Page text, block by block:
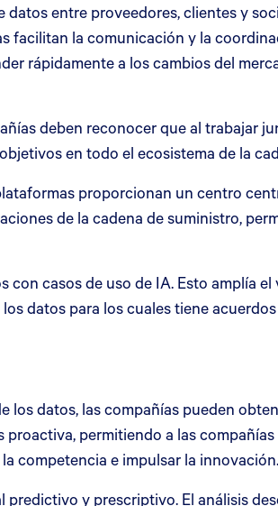
entre proveedores, clientes y
facilitan la comunicación y la
rápidamente a los cambios del
deben reconocer que al trabajar
en todo el ecosistema de la
proporcionan un centro
de la cadena de suministro,
casos de uso de IA. Esto amplía
datos para los cuales tiene
los datos, las compañías pueden
permitiendo a las
competencia e impulsar la innovación.
predictivo y prescriptivo. El análisis